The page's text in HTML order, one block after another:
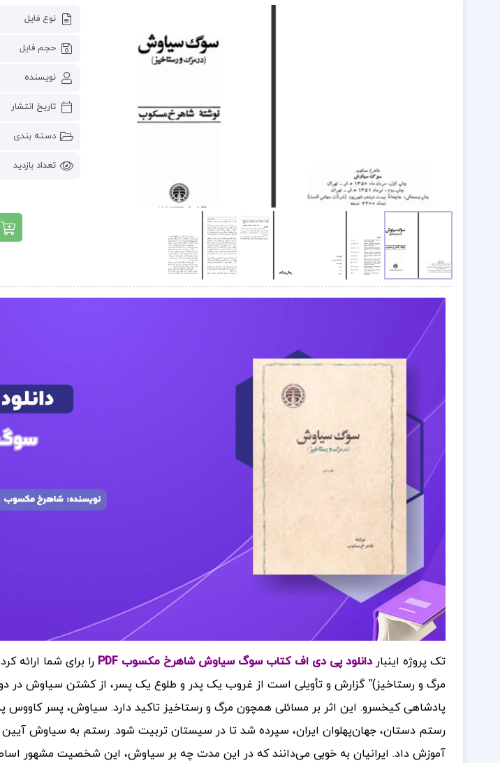
نوع فایل
حجم فایل
نویسنده
تاریخ انتشار
دسته بندی
تعداد بازدید
تک پروژه اینبار دانلود پی دی اف کتاب سوگ سیاوش شاهرخ مکسوب PDF را برای شما ارائه
مرگ و رستاخیز)” گزارش و تأویلی است از غروب یک پدر و طلوع یک پسر، از کشتن سیاوش در
پادشاهی کیخسرو. این اثر بر مسائلی همچون مرگ و رستاخیز تاکید دارد. سیاوش، پسر کاووس
رستم دستان، جهان‌پهلوان ایران، سپرده شد تا در سیستان تربیت شود. رستم به سیاوش آیین
آموزش داد. ایرانیان به خوبی می‌دانند که در این مدت چه بر سیاوش، این شخصیت مشهور